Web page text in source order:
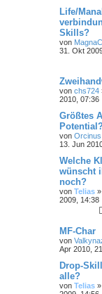
Life/
Skills?
von
31. Okt
von chs724
2010, 07:36
Größtes
Potential?
von
13. Jun
Welche
wünscht
noch?
von Telias »
2009, 14:38
MF-Char
von
Apr 2010,
Drop-
alle?
von Telias »